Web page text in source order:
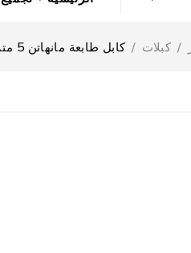
/ كبلات / كابل طابعة مانهاتن 5 متر DC127 – أسود